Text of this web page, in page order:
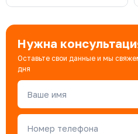
Нужна
Оставьте свои данные и мы
дня
Ваше имя
Номер телефона